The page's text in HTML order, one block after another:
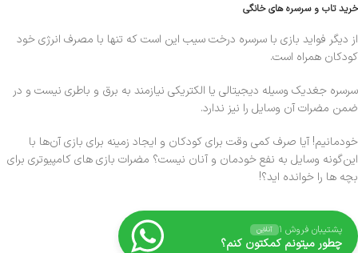
خرید تاب و سرسره های خانگی
از دیگر فواید بازی با سرسره درخت سیب این است که تنها با مصرف انرژی خود
کودکان همراه است.
سرسره جغدیک وسیله‌ دیجیتالی یا الکتریکی نیازمند به برق و باطری نیست و در
ضمن مضرات آن وسایل را نیز ندارد.
خودمانیم! آیا صرف کمی وقت برای کودکان و ایجاد زمینه برای بازی آن‌ها با
این‌گونه وسایل به نفع خودمان و آنان نیست؟ مضرات بازی های کامپیوتری برای
بچه ها را خوانده اید؟!
پشتیبان فروش ۱ آنلاین
چطور میتونم کمکتون کنم؟